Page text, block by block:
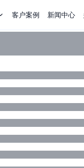
客户案例 新闻中心